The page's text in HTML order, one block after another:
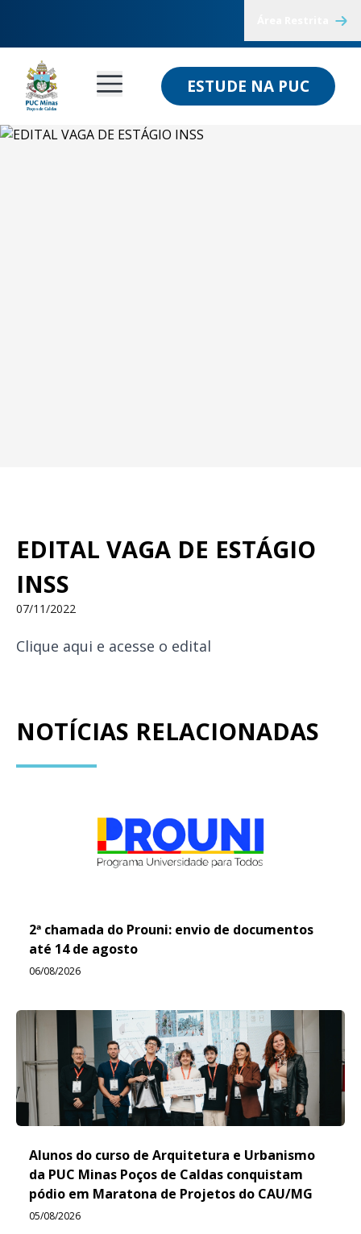
ESTUDE NA PUC
EDITAL VAGA DE ESTÁGIO
INSS
07/11/2022
Clique aqui e acesse o edital
NOTÍCIAS RELACIONADAS
2ª chamada do Prouni: envio de documentos
até 14 de agosto
06/08/2026
Alunos do curso de Arquitetura e Urbanismo
da PUC Minas Poços de Caldas conquistam
pódio em Maratona de Projetos do CAU/MG
05/08/2026